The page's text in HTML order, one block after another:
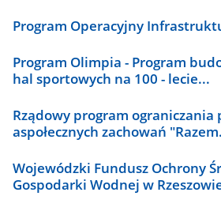
Program Operacyjny
Program Olimpia - Program
hal sportowych na 100 - lecie...
Rządowy program ograniczania
aspołecznych zachowań
Wojewódzki Fundusz Ochrony
Gospodarki Wodnej w